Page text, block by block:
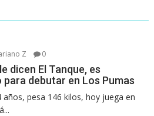
Z 0
dicen El Tanque, es
debutar en Los Pumas
pesa 146 kilos, hoy juega en